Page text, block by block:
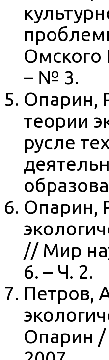
Омского
– № 3.
Опарин,
теории
русле
Опарин,
// Мир
6. – Ч. 2.
Петров,
Опарин /